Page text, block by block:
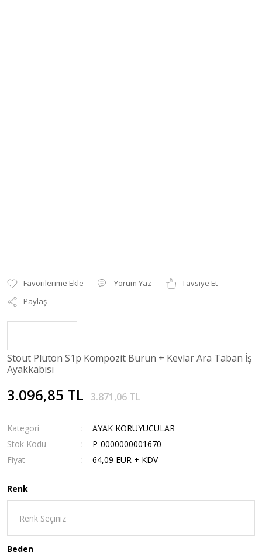
Yorum Yaz
Tavsiye Et
Paylaş
Stout Plüton S1p Kompozit Burun + Kevlar Ara Taban İş
Ayakkabısı
3.096,85 TL 3.871,06 TL
Kategori
AYAK KORUYUCULAR
Stok Kodu
P-0000000001670
Fiyat
64,09 EUR + KDV
Renk
Beden